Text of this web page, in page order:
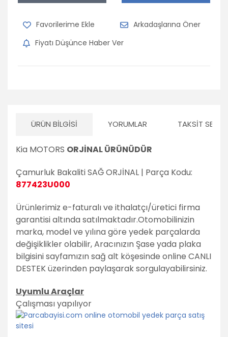
Arkadaşlarına Öner
Fiyatı Düşünce Haber Ver
ÜRÜN BILGISI YORUMLAR TAKSIT
Kia MOTORS ORJİNAL ÜRÜNÜDÜR
Çamurluk Bakaliti SAĞ ORJİNAL | Parça Kodu:
877423U000
Ürünlerimiz e-faturalı ve ithalatçı/üretici firma
garantisi altında satılmaktadır.Otomobilinizin
marka, model ve yılına göre yedek parçalarda
değişiklikler olabilir,Aracınızın Şase yada plaka
bilgisini sayfamızın sağ alt köşesinde online CANLI
DESTEK üzerinden paylaşarak sorgulayabilirsiniz.
Uyumlu Araçlar
Çalışması yapılıyor